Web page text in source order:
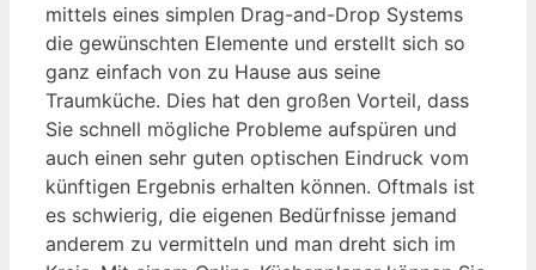
mittels eines simplen Drag-and-Drop Systems
die gewünschten Elemente und erstellt sich so
ganz einfach von zu Hause aus seine
Traumküche. Dies hat den großen Vorteil, dass
Sie schnell mögliche Probleme aufspüren und
auch einen sehr guten optischen Eindruck vom
künftigen Ergebnis erhalten können. Oftmals ist
es schwierig, die eigenen Bedürfnisse jemand
anderem zu vermitteln und man dreht sich im